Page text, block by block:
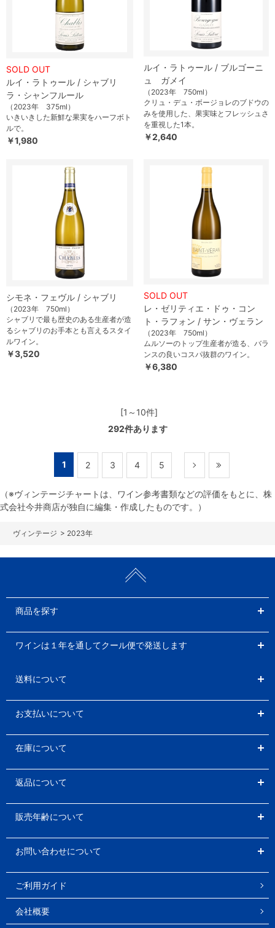
SOLD OUT
ルイ・ラトゥール / シャブリ
ラ・シャンフルール
（2023年 375ml）
いきいきした新鮮な果実をハーフボト
ルで。
￥1,980
ルイ・ラトゥール / ブルゴーニ
ュ ガメイ
（2023年 750ml）
クリュ・デュ・ボージョレのブドウの
みを使用した、果実味とフレッシュさ
を重視した1本。
￥2,640
シモネ・フェヴル / シャブリ
（2023年 750ml）
シャブリで最も歴史のある生産者が造
るシャブリのお手本とも言えるスタイ
ルワイン。
￥3,520
SOLD OUT
レ・ゼリティエ・ドゥ・コン
ト・ラフォン / サン・ヴェラン
（2023年 750ml）
ムルソーのトップ生産者が造る、バラ
ンスの良いコスパ抜群のワイン。
￥6,380
[1～10件]
292件あります
1 2 3 4 5
（※ヴィンテージチャートは、ワイン参考書類などの評価をもとに、株
式会社今井商店が独自に編集・作成したものです。）
> 2023年
商品を探す
ワインは１年を通してクール便で発送します
送料について
お支払いについて
在庫について
返品について
販売年齢について
お問い合わせについて
ご利用ガイド
会社概要